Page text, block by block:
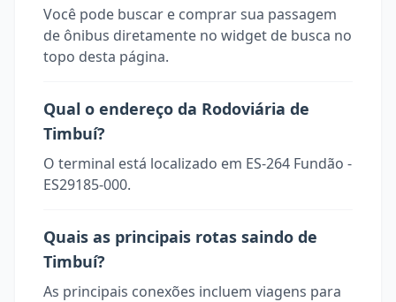
Você pode buscar e comprar sua passagem
de ônibus diretamente no widget de busca no
topo desta página.
Qual o endereço da Rodoviária de
Timbuí?
O terminal está localizado em ES-264 Fundão -
ES29185-000.
Quais as principais rotas saindo de
Timbuí?
As principais conexões incluem viagens para